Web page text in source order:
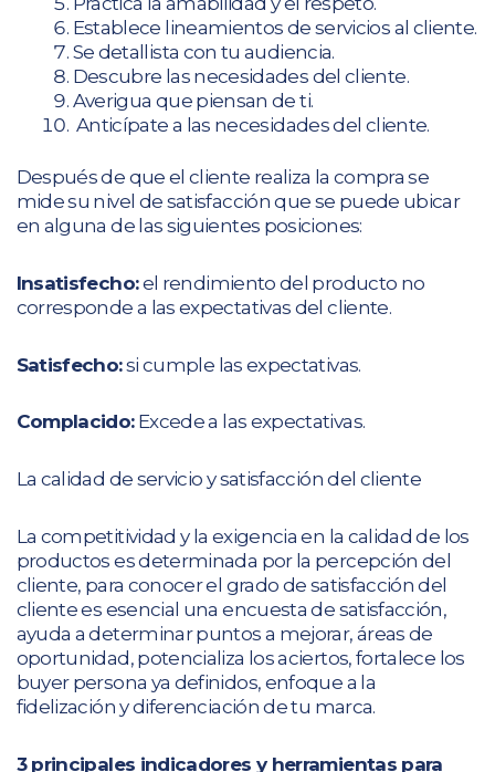
Establece lineamientos de servicios al cliente.
Se detallista con tu audiencia.
Descubre las necesidades del cliente.
Averigua que piensan de ti.
Anticípate a las necesidades del cliente.
Después de que el cliente realiza la compra se
mide su nivel de satisfacción que se puede ubicar
en alguna de las siguientes posiciones:
Insatisfecho:el rendimiento del producto no
corresponde a las expectativas del cliente.
Satisfecho:si cumple las expectativas.
Complacido:Excede a las expectativas.
La calidad de servicio y satisfacción del cliente
La competitividad y la exigencia en la calidad de los
productos es determinada por la percepción del
cliente, para conocer el grado de satisfacción del
cliente es esencial una encuesta de satisfacción,
ayuda a determinar puntos a mejorar, áreas de
oportunidad, potencializa los aciertos, fortalece los
buyer persona ya definidos, enfoque a la
fidelización y diferenciación de tu marca.
3 principales indicadores y herramientas para